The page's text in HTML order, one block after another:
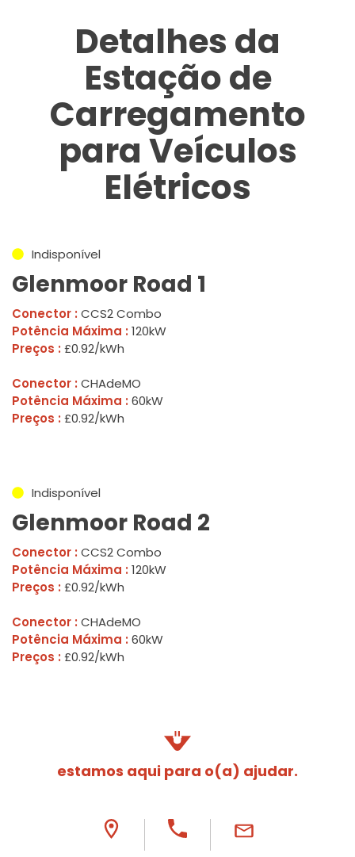
Detalhes da
Estação de
Carregamento
para Veículos
Elétricos
Indisponível
Glenmoor Road 1
Conector : CCS2 Combo
Potência Máxima : 120kW
Preços : £0.92/kWh
Conector : CHAdeMO
Potência Máxima : 60kW
Preços : £0.92/kWh
Indisponível
Glenmoor Road 2
Conector : CCS2 Combo
Potência Máxima : 120kW
Preços : £0.92/kWh
Conector : CHAdeMO
Potência Máxima : 60kW
Preços : £0.92/kWh
estamos aqui para o(a) ajudar.